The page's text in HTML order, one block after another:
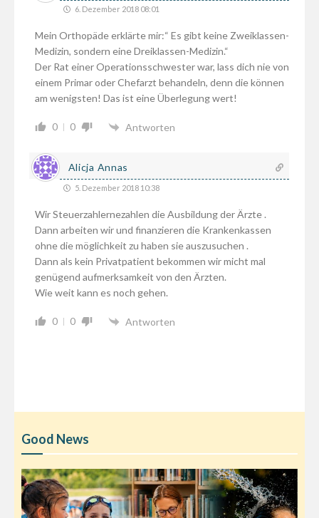
6. Dezember 2018 08:01
Mein Orthopäde erklärte mir:“ Es gibt keine Zweiklassen-
Medizin, sondern eine Dreiklassen-Medizin.“
Der Rat einer Operationsschwester war, lass dich nie von
einem Primar oder Chefarzt behandeln, denn die können
am wenigsten! Das ist eine Überlegung wert!
0 0 Antworten
Alicja Annas
5. Dezember 2018 10:38
Wir Steuerzahlernezahlen die Ausbildung der Ärzte .
Dann arbeiten wir und finanzieren die Krankenkassen
ohne die möglichkeit zu haben sie auszusuchen .
Dann als kein Privatpatient bekommen wir micht mal
genügend aufmerksamkeit von den Ärzten.
Wie weit kann es noch gehen.
0 0 Antworten
Good News